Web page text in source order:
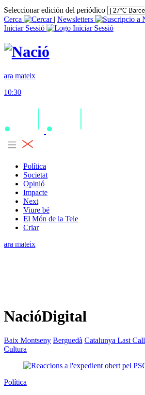
Seleccionar edición del periódico
Cerca
| Newsletters
Iniciar Sessió
ara mateix
10:30
Política
Societat
Opinió
Impacte
Next
Viure bé
El Món de la Tele
Criar
ara mateix
NacióDigital
Baix Montseny Berguedà Catalunya Last Call
Cultura
Política